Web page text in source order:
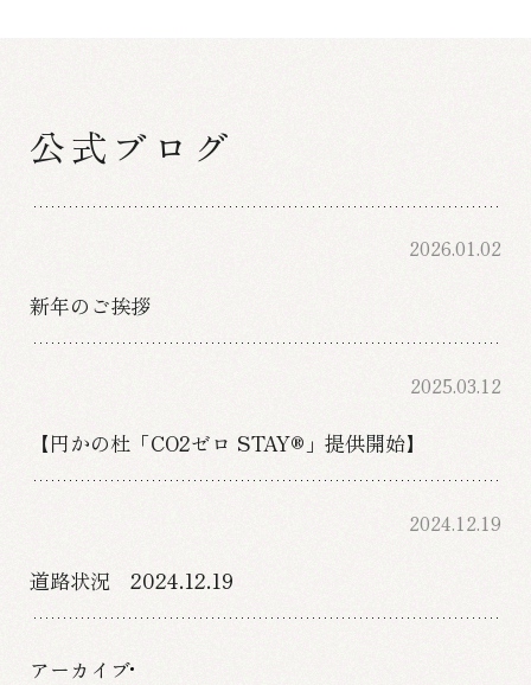
公式ブログ
2026.01.02
新年のご挨拶
2025.03.12
【円かの杜「CO2ゼロ STAY®」提供開始】
2024.12.19
道路状況 2024.12.19
アーカイブ